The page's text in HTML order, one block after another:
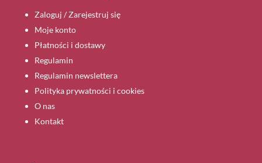
Zaloguj / Zarejestruj się
Moje konto
Płatności i dostawy
Regulamin
Regulamin newslettera
Polityka prywatności i cookies
O nas
Kontakt